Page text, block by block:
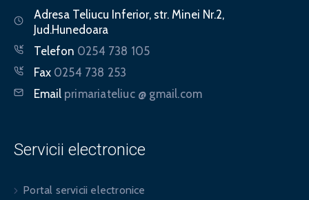
Adresa Teliucu Inferior, str. Minei Nr.2,
Jud.Hunedoara
Telefon 0254 738 105
Fax 0254 738 253
Email primariateliuc @ gmail.com
Servicii electronice
Portal servicii electronice